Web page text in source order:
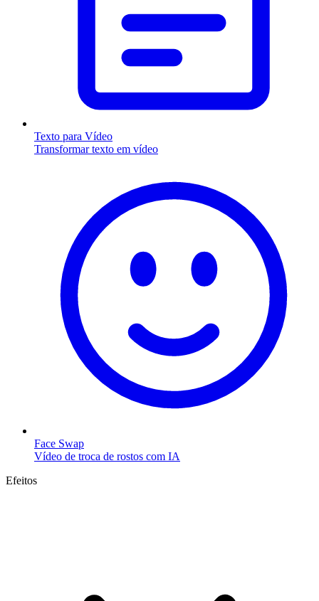
Texto para Vídeo
Transformar texto em vídeo
Face Swap
Vídeo de troca de rostos com IA
Efeitos